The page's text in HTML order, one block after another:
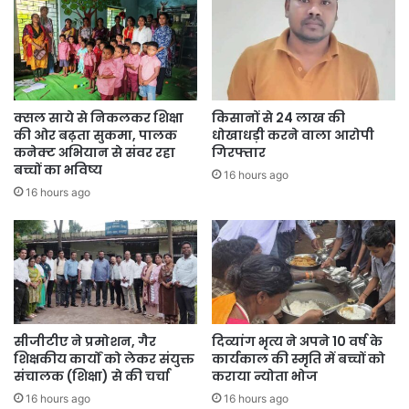
आत्मनिर्भर बने हैं और नई फसल विविधिकरण के माध्यम से आर्थिक सशक्तिकरण
प्राप्त कर रहे हैं। जशपुर में चाय की खेती पहले से होती आ रही है और यहां की चाय
पत्ती की गुणवत्ता अच्छी है। अब जशपुर में सेब व नाशपाती उत्पादन के सफल
विकास से जशपुर न केवल नए बाजारों के रूप में स्थापित हुआ है बल्कि स्थानीय
किसानों के जीवन स्तर में भी उल्लेखनीय सुधार आया है। भविष्य में इन फसलों का
दायरा और विस्तारित करने की योजना है।
क्सल साये से निकलकर शिक्षा
की ओर बढ़ता सुकमा, पालक
कनेक्ट अभियान से संवर रहा
बच्चों का भविष्य
16 hours ago
किसानों से 24 लाख की
धोखाधड़ी करने वाला आरोपी
गिरफ्तार
16 hours ago
सीजीटीए ने प्रमोशन, गैर
शिक्षकीय कार्यों को लेकर संयुक्त
संचालक (शिक्षा) से की चर्चा
16 hours ago
दिव्यांग भृत्य ने अपने 10 वर्ष के
कार्यकाल की स्मृति में बच्चों को
कराया न्योता भोज
16 hours ago